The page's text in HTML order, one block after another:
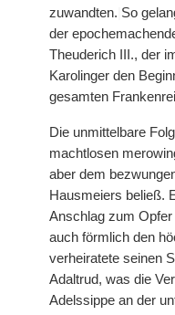
zuwandten. So
der
Theuderich III., der
Karolinger den
gesamten
Die unmittelbare
machtlosen
aber dem
Hausmeiers beließ.
Anschlag zum
auch förmlich den
verheiratete seinen
Adaltrud, was die
Adelssippe an der